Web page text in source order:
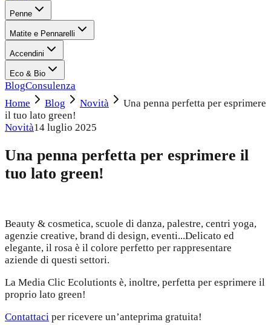
Penne
Matite e Pennarelli
Accendini
Eco & Bio
BlogConsulenza
Home
Blog Novità
Una penna perfetta per esprimere
il tuo lato green!
Novità14 luglio 2025
Una penna perfetta per esprimere il
tuo lato green!
Beauty & cosmetica, scuole di danza, palestre, centri yoga,
agenzie creative, brand di design, eventi...Delicato ed
elegante, il rosa è il colore perfetto per rappresentare
aziende di questi settori.
La Media Clic Ecolutionts è, inoltre, perfetta per esprimere il
proprio lato green!
Contattaci per ricevere un’anteprima gratuita!